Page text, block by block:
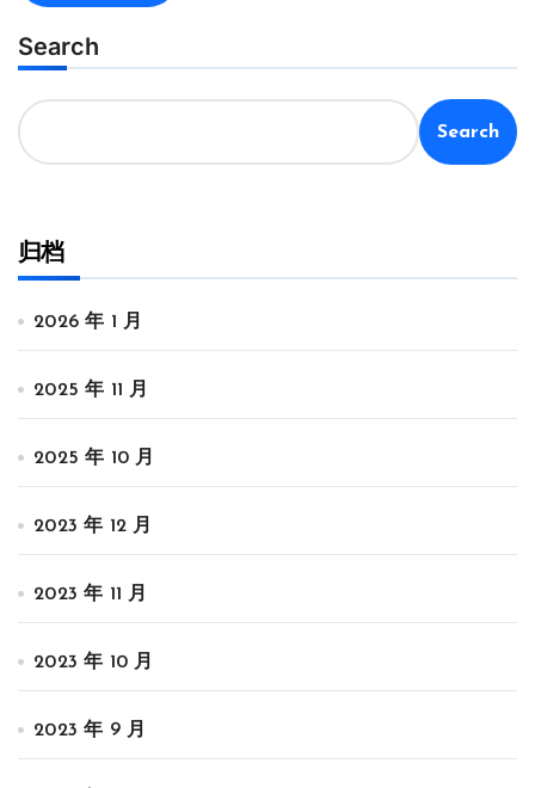
Search
Search
归档
2026 年 1 月
2025 年 11 月
2025 年 10 月
2023 年 12 月
2023 年 11 月
2023 年 10 月
2023 年 9 月